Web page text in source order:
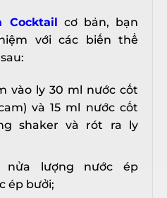
Cocktail cơ bản, bạn
với các biến thể
sau:
vào ly 30 ml nước cốt
và 15 ml nước cốt
shaker và rót ra ly
nửa lượng nước ép
ép bưởi;